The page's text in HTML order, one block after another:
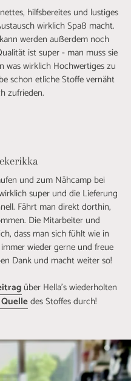
hilfsbereites und lustiges
wirklich Spaß macht.
werden außerdem noch
ist super - man muss sie
was wirklich Hochwertiges zu
schon etliche Stoffe vernäht
zufrieden.
und zum Nähcamp bei
super und die Lieferung
Fährt man direkt dorthin,
Die Mitarbeiter und
dass man sich fühlt wie in
wieder gerne und freue
Dank und macht weiter so!
über Hella's wiederholten
des Stoffes durch!